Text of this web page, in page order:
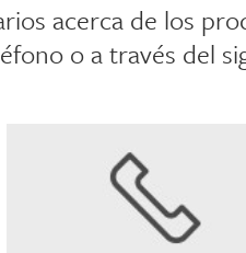
acerca de los
o a través del